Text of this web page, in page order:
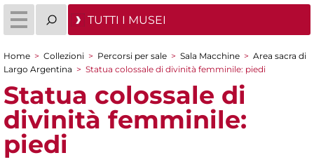
TUTTI I MUSEI
Tu sei qui
Home > Collezioni > Percorsi per sale > Sala Macchine > Area sacra di
Largo Argentina > Statua colossale di divinità femminile: piedi
Statua colossale di
divinità femminile:
piedi